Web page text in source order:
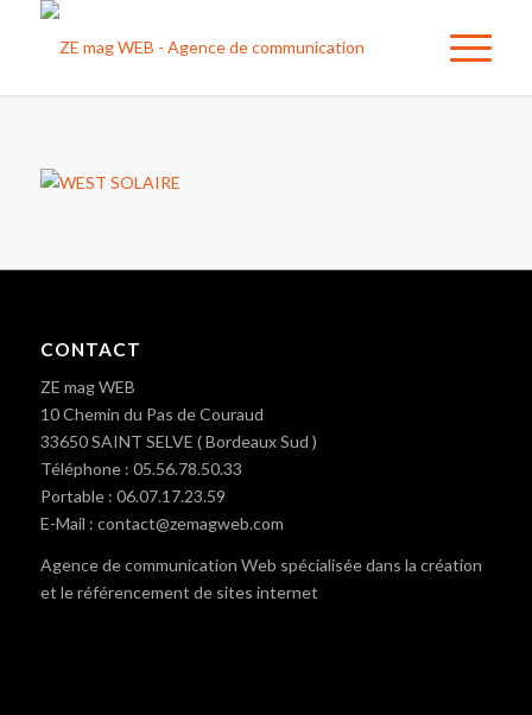
CONTACT
ZE mag WEB
10 Chemin du Pas de Couraud
33650 SAINT SELVE ( Bordeaux Sud )
Téléphone : 05.56.78.50.33
Portable : 06.07.17.23.59
E-Mail : contact@zemagweb.com
Agence de communication Web spécialisée dans la création
et le référencement de sites internet